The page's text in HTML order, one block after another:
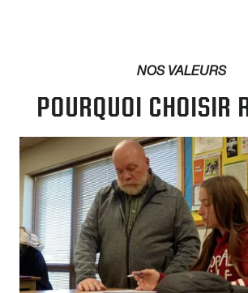
NOS VALEURS
POURQUOI CHOISIR